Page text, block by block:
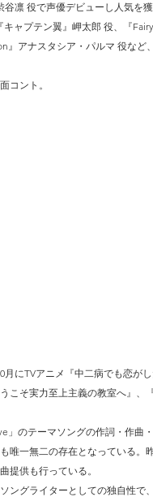
凛 役で声優デビューし人気を
ャプテン翼』岬太郎 役、『
アナスタシア・パルマ 役など
コント。
にTVアニメ『中二病でも恋が
こそ実力至上主義の教室へ』、
のテーマソングの作詞・作曲・
唯一無二の存在となっている。
提供も行っている。
ングライターとしての独自性で